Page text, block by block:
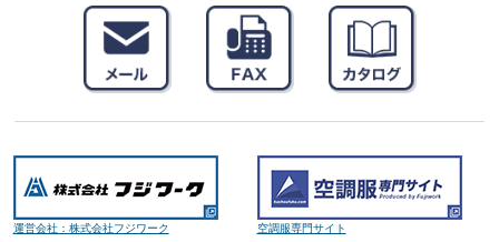
運営会社：株式会社フジワーク 空調服専門サイト